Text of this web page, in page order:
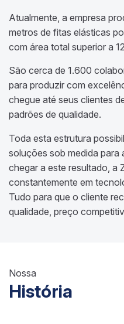
Atualmente, a empresa
metros de fitas elásticas
com área total superior a
São cerca de 1.600
para produzir com
chegue até seus clientes
padrões de qualidade.
Toda esta estrutura
soluções sob medida para
chegar a este resultado, a
constantemente em
Tudo para que o cliente
qualidade, preço
Nossa
História